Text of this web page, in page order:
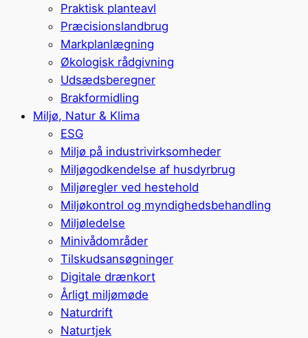
Praktisk planteavl
Præcisionslandbrug
Markplanlægning
Økologisk rådgivning
Udsædsberegner
Brakformidling
Miljø, Natur & Klima
ESG
Miljø på industrivirksomheder
Miljøgodkendelse af husdyrbrug
Miljøregler ved hestehold
Miljøkontrol og myndighedsbehandling
Miljøledelse
Minivådområder
Tilskudsansøgninger
Digitale drænkort
Årligt miljømøde
Naturdrift
Naturtjek